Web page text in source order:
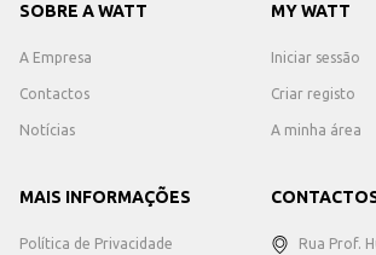
SOBRE A WATT
A Empresa
Contactos
Notícias
MY WATT
Iniciar sessão
Criar registo
A minha área
MAIS INFORMAÇÕES
Política de Privacidade Rua Prof.